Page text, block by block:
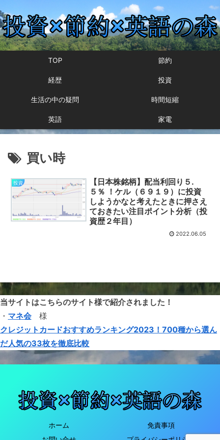
TOP 節約
経歴 投資
生活の中の疑問 時間短縮
英語 家電
買い時
投資
【日本株銘柄】配当利回り５.
５％ ！ケル（６９１９）に投資
しようかなと考えたときに押さえ
ておきたい注目ポイント分析（投
資歴２年目）
2022.06.05
当サイトはこちらのサイト様で紹介されました！
・ マネ会様
クレジットカードおすすめランキング2023！700種から選ん
だ人気の33枚を徹底比較
ホーム
免責事項